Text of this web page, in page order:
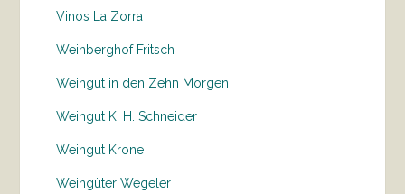
Vinos La Zorra
Weinberghof Fritsch
Weingut in den Zehn Morgen
Weingut K. H. Schneider
Weingut Krone
Weingüter Wegeler